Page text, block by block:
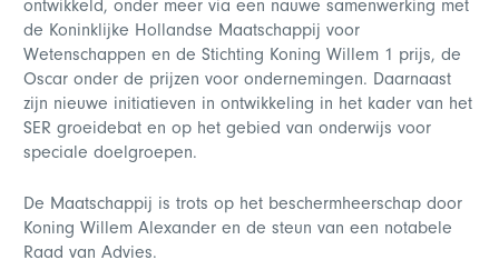
ontwikkeld, onder meer via een nauwe samenwerking met
de Koninklijke Hollandse Maatschappij voor
Wetenschappen en de Stichting Koning Willem 1 prijs, de
Oscar onder de prijzen voor ondernemingen. Daarnaast
zijn nieuwe initiatieven in ontwikkeling in het kader van het
SER groeidebat en op het gebied van onderwijs voor
speciale doelgroepen.
De Maatschappij is trots op het beschermheerschap door
Koning Willem Alexander en de steun van een notabele
Raad van Advies.